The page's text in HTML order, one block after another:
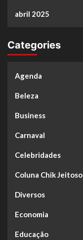
abril 2025
Categories
Agenda
Beleza
Business
Carnaval
Celebridades
Coluna Chik Jeitoso
Diversos
Economia
Educação